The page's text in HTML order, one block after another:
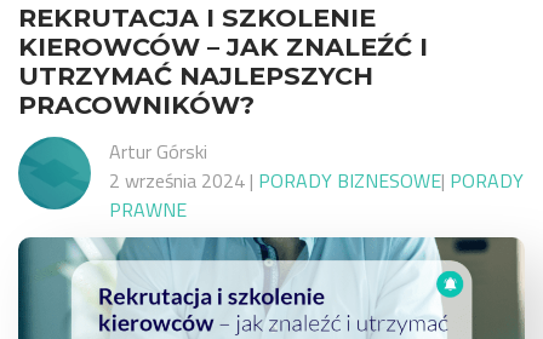
REKRUTACJA I SZKOLENIE
KIEROWCÓW – JAK ZNALEŹĆ I
UTRZYMAĆ NAJLEPSZYCH
PRACOWNIKÓW?
Artur Górski
2 września 2024| PORADY BIZNESOWE| PORADY
PRAWNE